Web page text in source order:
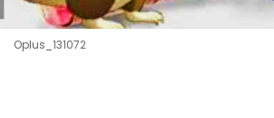
Oplus_131072